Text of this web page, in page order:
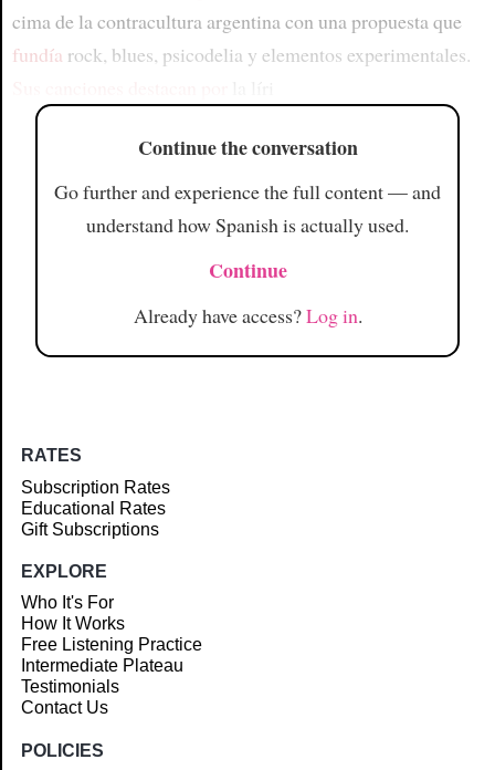
cima de la contracultura argentina con una propuesta que
fundía rock, blues, psicodelia y elementos experimentales.
Continue the conversation
Go further and experience the full content — and
understand how Spanish is actually used.
Continue
Already have access?Log in.
RATES
Subscription Rates
Educational Rates
Gift Subscriptions
EXPLORE
Who It's For
How It Works
Free Listening Practice
Intermediate Plateau
Testimonials
Contact Us
POLICIES